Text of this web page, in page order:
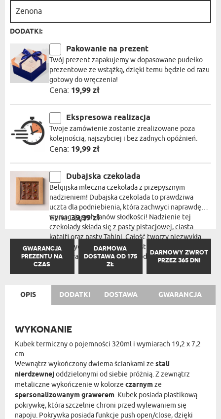
DODATKI:
Pakowanie na prezent
Twój prezent zapakujemy w dopasowane pudełko
prezentowe ze wstążką, dzięki temu będzie od razu
gotowy do wręczenia!
Cena: 19,99 zł
Ekspresowa realizacja
Twoje zamówienie zostanie zrealizowane poza
kolejnością, najszybciej i bez żadnych opóźnień.
Cena: 19,99 zł
Dubajska czekolada
Belgijska mleczna czekolada z przepysznym
nadzieniem! Dubajska czekolada to prawdziwa
uczta dla podniebienia, która zachwyci naprawdę
wymagających fanów słodkości! Nadzienie tej
czekolady składa się z pasty pistacjowej, ciasta
kataifi oraz pasty Tahini. Całość tworzy niezwykłą
kompozycję smaków, która jest niezastąpiona!
Opakowanie zawiera 100g produktu
Cena:39,99 zł
GWARANCJA
PREZENTU NA
CZAS
DARMOWA
DOSTAWA OD 175
ZŁ
DARMOWY ZWROT
PRZEZ 365 DNI
OPIS DODATKI DOSTAWA GWARANCJA
WYKONANIE
Kubek termiczny o pojemności 320ml i wymiarach 19,2 x 7,2
cm.
Wewnątrz wykończony dwiema ściankami ze stali
nierdzewnej oddzielonymi od siebie próżnią. Z zewnątrz
metaliczne wykończenie w kolorze czarnymze
spersonalizowanym grawerem. Kubek posiada plastikową
pokrywkę, która szczelnie chroni przed wylewaniem się
napoju. Pokrywka posiada funkcje push open/close, dzięki